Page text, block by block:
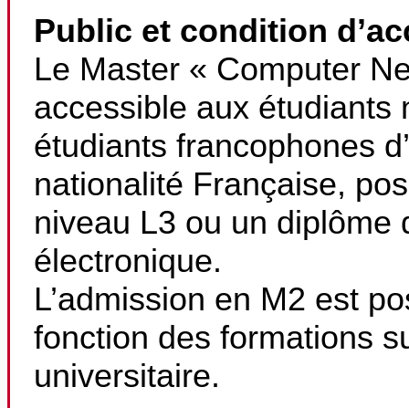
Public et condition
Le Master « Computer
accessible aux étudiants
étudiants francophones
nationalité Française,
niveau L3 ou un diplôme
électronique.
L’admission en M2 est
fonction des formations
universitaire.